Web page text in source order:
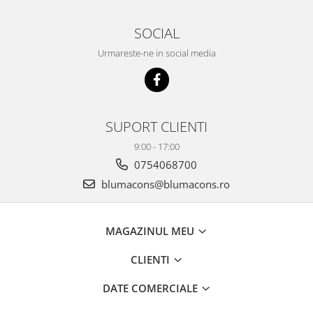
SOCIAL
Urmareste-ne in social media
SUPORT CLIENTI
9:00 - 17:00
0754068700
blumacons@blumacons.ro
MAGAZINUL MEU
CLIENTI
DATE COMERCIALE